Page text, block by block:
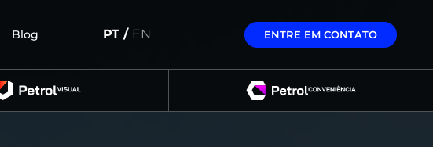
Blog PT / EN ENTRE EM CONTATO